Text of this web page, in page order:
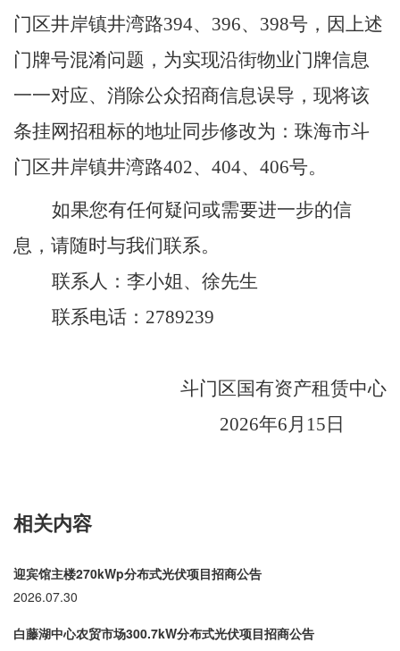
门区井岸镇井湾路394、 396、 398号，因上述
门牌号混淆问题，为实现沿街物业门牌信息
一一对应、消除公众招商信息误导，现将该
条挂网招租标的地址同步修改为：珠海市斗
门区井岸镇井湾路402、 404、 406号。
如果您有任何疑问或需要进一步的信
息，请随时与我们联系。
联系人：李小姐、徐先生
联系电话： 2789239
斗门区国有资产租赁中心
2026年6 月 15 日
相关内容
迎宾馆主楼270kWp分布式光伏项目招商公告
2026.07.30
白藤湖中心农贸市场300.7kW分布式光伏项目招商公告